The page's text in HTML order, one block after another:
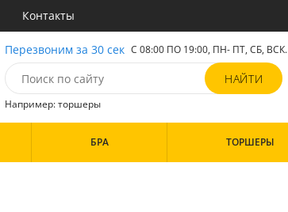
Контакты
Перезвоним за 30 сек С 08:00 ПО 19:00, ПН- ПТ,СБ, ВСК.
Например: торшеры
БРА ТОРШЕРЫ